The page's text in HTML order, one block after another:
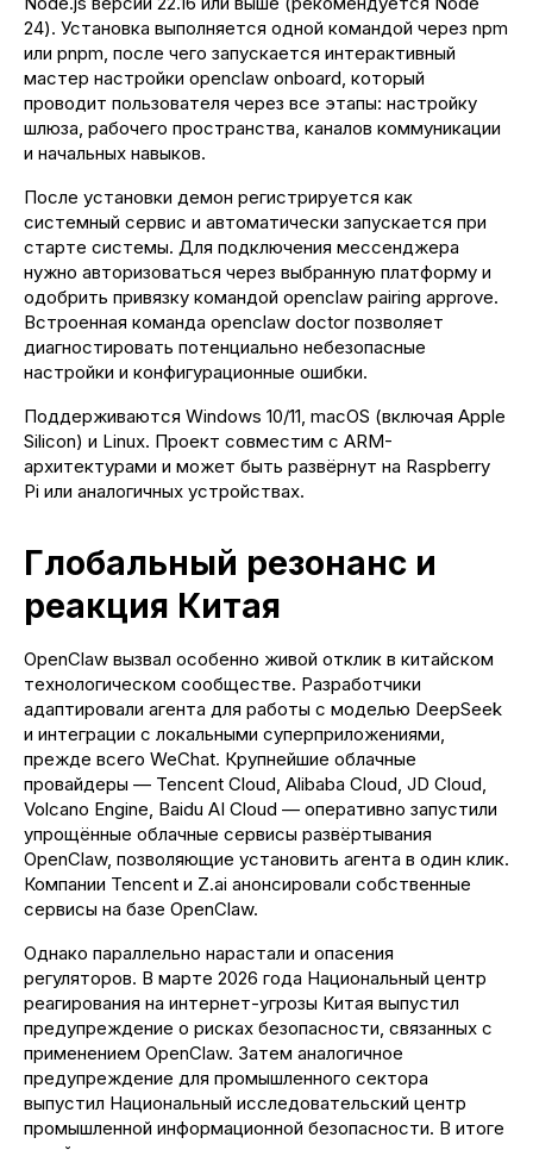
24). Установка выполняется одной командой через npm
или pnpm, после чего запускается интерактивный
мастер настройки openclaw onboard, который
проводит пользователя через все этапы: настройку
шлюза, рабочего пространства, каналов коммуникации
и начальных навыков.
После установки демон регистрируется как
системный сервис и автоматически запускается при
старте системы. Для подключения мессенджера
нужно авторизоваться через выбранную платформу и
одобрить привязку командой openclaw pairing approve.
Встроенная команда openclaw doctor позволяет
диагностировать потенциально небезопасные
настройки и конфигурационные ошибки.
Поддерживаются Windows 10/11, macOS (включая Apple
Silicon) и Linux. Проект совместим с ARM-
архитектурами и может быть развёрнут на Raspberry
Pi или аналогичных устройствах.
Глобальный резонанс и
реакция Китая
OpenClaw вызвал особенно живой отклик в китайском
технологическом сообществе. Разработчики
адаптировали агента для работы с моделью DeepSeek
и интеграции с локальными суперприложениями,
прежде всего WeChat. Крупнейшие облачные
провайдеры — Tencent Cloud, Alibaba Cloud, JD Cloud,
Volcano Engine, Baidu AI Cloud — оперативно запустили
упрощённые облачные сервисы развёртывания
OpenClaw, позволяющие установить агента в один клик.
Компании Tencent и Z.ai анонсировали собственные
сервисы на базе OpenClaw.
Однако параллельно нарастали и опасения
регуляторов. В марте 2026 года Национальный центр
реагирования на интернет-угрозы Китая выпустил
предупреждение о рисках безопасности, связанных с
применением OpenClaw. Затем аналогичное
предупреждение для промышленного сектора
выпустил Национальный исследовательский центр
промышленной информационной безопасности. В итоге
Поделиться